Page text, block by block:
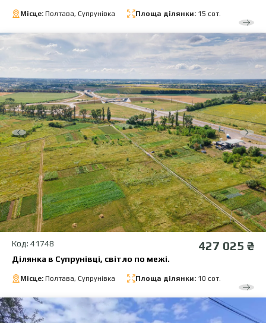
Місце: Полтава, Супрунівка Площа ділянки: 15 сот.
Код: 41748 427 025 ₴
Ділянка в Супрунівці, світло по межі.
Місце: Полтава, Супрунівка Площа ділянки: 10 сот.